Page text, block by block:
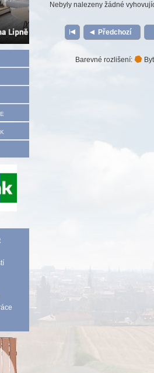
Nebyly nalezeny žádné
Předchozí
Barevné rozlišení: